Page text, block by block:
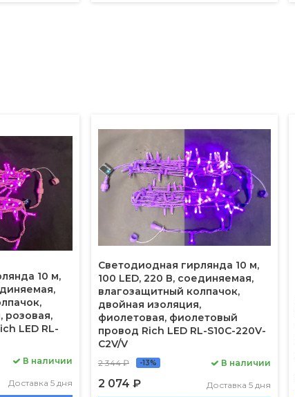
10 м,
розовая,
LED RL-
В наличии
Доставка 5 дня
Светодиодная гирлянда 10 м,
100 LED, 220 В, соединяемая,
влагозащитный колпачок,
двойная изоляция,
фиолетовая, фиолетовый
провод Rich LED RL-S10C-220V-
C2V/V
2 344 ₽ -13%
2 074 ₽
В наличии
Доставка 5 дня